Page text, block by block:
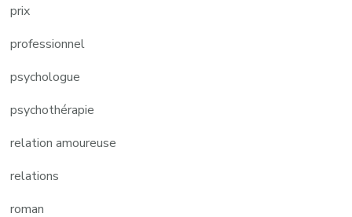
prix
professionnel
psychologue
psychothérapie
relation amoureuse
relations
roman